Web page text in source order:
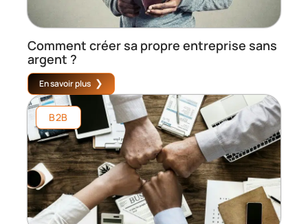
Comment créer sa propre entreprise sans
argent ?
En savoir plus
B2B